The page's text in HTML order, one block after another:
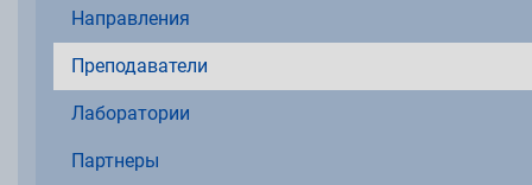
Направления
Преподаватели
Лаборатории
Партнеры